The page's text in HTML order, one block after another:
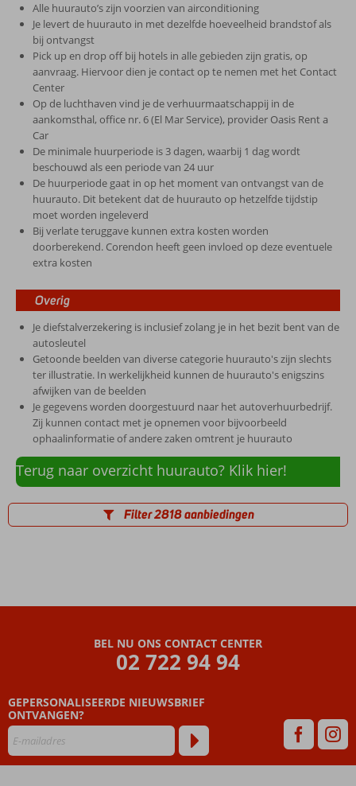
Alle huurauto’s zijn voorzien van airconditioning
Je levert de huurauto in met dezelfde hoeveelheid brandstof als
bij ontvangst
Pick up en drop off bij hotels in alle gebieden zijn gratis, op
aanvraag. Hiervoor dien je contact op te nemen met het Contact
Center
Op de luchthaven vind je de verhuurmaatschappij in de
aankomsthal, office nr. 6 (El Mar Service), provider Oasis Rent a
Car
De minimale huurperiode is 3 dagen, waarbij 1 dag wordt
beschouwd als een periode van 24 uur
De huurperiode gaat in op het moment van ontvangst van de
huurauto. Dit betekent dat de huurauto op hetzelfde tijdstip
moet worden ingeleverd
Bij verlate teruggave kunnen extra kosten worden
doorberekend. Corendon heeft geen invloed op deze eventuele
extra kosten
Overig
Je diefstalverzekering is inclusief zolang je in het bezit bent van de
autosleutel
Getoonde beelden van diverse categorie huurauto's zijn slechts
ter illustratie. In werkelijkheid kunnen de huurauto's enigszins
afwijken van de beelden
Je gegevens worden doorgestuurd naar het autoverhuurbedrijf.
Zij kunnen contact met je opnemen voor bijvoorbeeld
ophaalinformatie of andere zaken omtrent je huurauto
Terug naar overzicht huurauto? Klik hier!
Filter 2818 aanbiedingen
BEL NU ONS CONTACT CENTER
02 722 94 94
GEPERSONALISEERDE NIEUWSBRIEF
ONTVANGEN?